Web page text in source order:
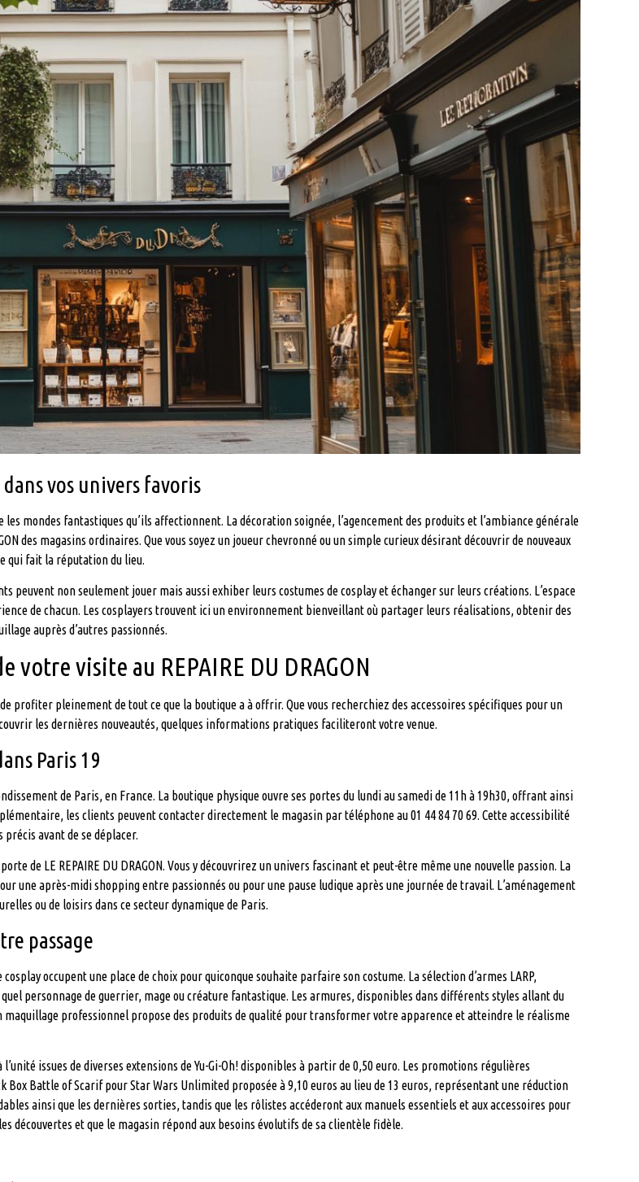
vos univers favoris
mondes fantastiques qu’ils affectionnent. La décoration soignée, l’agencement des produits et l’ambiance générale
des magasins ordinaires. Que vous soyez un joueur chevronné ou un simple curieux désirant découvrir de nouveaux
qui fait la réputation du lieu.
non seulement jouer mais aussi exhiber leurs costumes de cosplay et échanger sur leurs créations. L’espace
de chacun. Les cosplayers trouvent ici un environnement bienveillant où partager leurs réalisations, obtenir des
auprès d’autres passionnés.
visite au REPAIRE DU DRAGON
profiter pleinement de tout ce que la boutique a à offrir. Que vous recherchiez des accessoires spécifiques pour un
les dernières nouveautés, quelques informations pratiques faciliteront votre venue.
Paris 19
de Paris, en France. La boutique physique ouvre ses portes du lundi au samedi de 11h à 19h30, offrant ainsi
les clients peuvent contacter directement le magasin par téléphone au 01 44 84 70 69. Cette accessibilité
avant de se déplacer.
de LE REPAIRE DU DRAGON. Vous y découvrirez un univers fascinant et peut-être même une nouvelle passion. La
une après-midi shopping entre passionnés ou pour une pause ludique après une journée de travail. L’aménagement
ou de loisirs dans ce secteur dynamique de Paris.
passage
occupent une place de choix pour quiconque souhaite parfaire son costume. La sélection d’armes LARP,
personnage de guerrier, mage ou créature fantastique. Les armures, disponibles dans différents styles allant du
professionnel propose des produits de qualité pour transformer votre apparence et atteindre le réalisme
issues de diverses extensions de Yu-Gi-Oh! disponibles à partir de 0,50 euro. Les promotions régulières
Battle of Scarif pour Star Wars Unlimited proposée à 9,10 euros au lieu de 13 euros, représentant une réduction
ainsi que les dernières sorties, tandis que les rôlistes accéderont aux manuels essentiels et aux accessoires pour
et que le magasin répond aux besoins évolutifs de sa clientèle fidèle.